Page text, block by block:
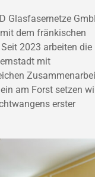
Glasfasernetze
dem fränkischen
2023 arbeiten die
mit
am Forst setzen
erster